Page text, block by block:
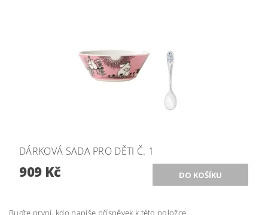
DÁRKOVÁ SADA PRO DĚTI Č. 1
909 Kč
Buďte první, kdo napíše příspěvek k této položce.